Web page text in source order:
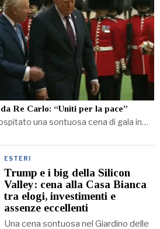
Re Carlo: “Uniti per la pace”
una sontuosa cena di gala in…
ESTERI
Trump e i big della Silicon
Valley: cena alla Casa Bianca
tra elogi, investimenti e
assenze eccellenti
Una cena sontuosa nel Giardino delle